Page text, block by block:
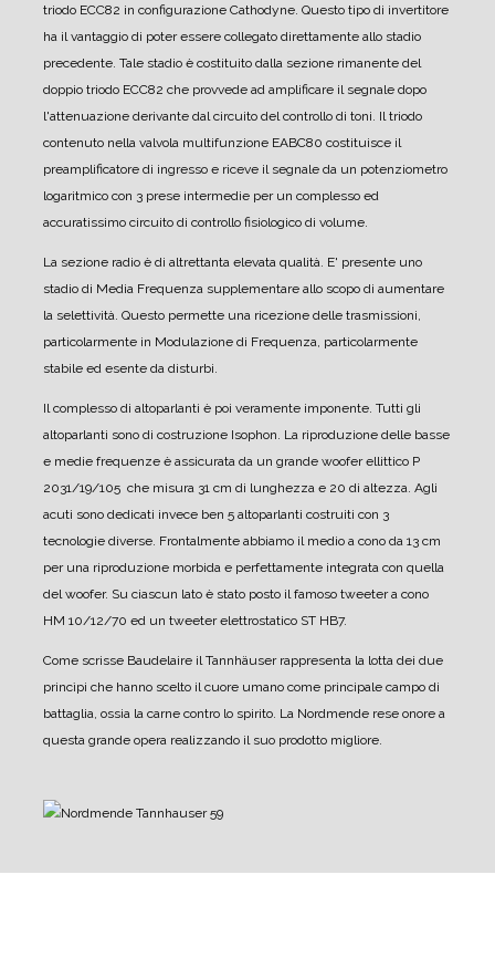
triodo ECC82 in configurazione Cathodyne. Questo tipo di invertitore
ha il vantaggio di poter essere collegato direttamente allo stadio
precedente. Tale stadio è costituito dalla sezione rimanente del
doppio triodo ECC82 che provvede ad amplificare il segnale dopo
l'attenuazione derivante dal circuito del controllo di toni. Il triodo
contenuto nella valvola multifunzione EABC80 costituisce il
preamplificatore di ingresso e riceve il segnale da un potenziometro
logaritmico con 3 prese intermedie per un complesso ed
accuratissimo circuito di controllo fisiologico di volume.
La sezione radio è di altrettanta elevata qualità. E' presente uno
stadio di Media Frequenza supplementare allo scopo di aumentare
la selettività. Questo permette una ricezione delle trasmissioni,
particolarmente in Modulazione di Frequenza, particolarmente
stabile ed esente da disturbi.
Il complesso di altoparlanti è poi veramente imponente. Tutti gli
altoparlanti sono di costruzione Isophon. La riproduzione delle basse
e medie frequenze è assicurata da un grande woofer ellittico P
2031/19/105 che misura 31 cm di lunghezza e 20 di altezza. Agli
acuti sono dedicati invece ben 5 altoparlanti costruiti con 3
tecnologie diverse. Frontalmente abbiamo il medio a cono da 13 cm
per una riproduzione morbida e perfettamente integrata con quella
del woofer. Su ciascun lato è stato posto il famoso tweeter a cono
HM 10/12/70 ed un tweeter elettrostatico ST HB7.
Come scrisse Baudelaire il Tannhäuser rappresenta la lotta dei due
princìpi che hanno scelto il cuore umano come principale campo di
battaglia, ossia la carne contro lo spirito. La Nordmende rese onore a
questa grande opera realizzando il suo prodotto migliore.